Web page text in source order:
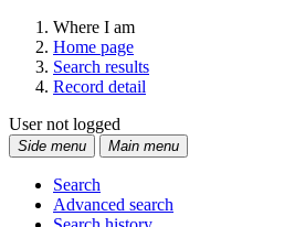
Where I am
Home page
Search results
Record detail
User not logged
Side menu Main menu
Search
Advanced search